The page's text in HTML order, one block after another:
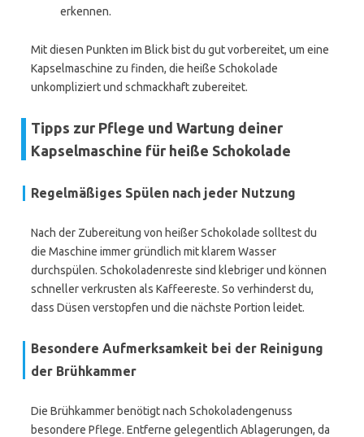
erkennen.
Mit diesen Punkten im Blick bist du gut vorbereitet, um eine
Kapselmaschine zu finden, die heiße Schokolade
unkompliziert und schmackhaft zubereitet.
Tipps zur Pflege und Wartung deiner
Kapselmaschine für heiße Schokolade
Regelmäßiges Spülen nach jeder Nutzung
Nach der Zubereitung von heißer Schokolade solltest du
die Maschine immer gründlich mit klarem Wasser
durchspülen. Schokoladenreste sind klebriger und können
schneller verkrusten als Kaffeereste. So verhinderst du,
dass Düsen verstopfen und die nächste Portion leidet.
Besondere Aufmerksamkeit bei der Reinigung
der Brühkammer
Die Brühkammer benötigt nach Schokoladengenuss
besondere Pflege. Entferne gelegentlich Ablagerungen, da